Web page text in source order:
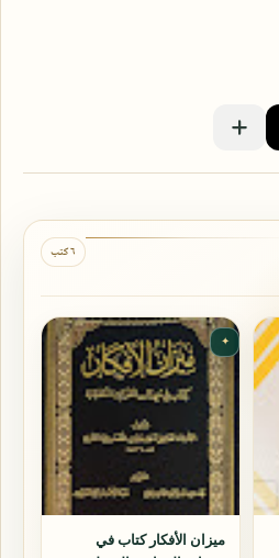
٦ كتب
✦
ميزان الأفكار كتاب في